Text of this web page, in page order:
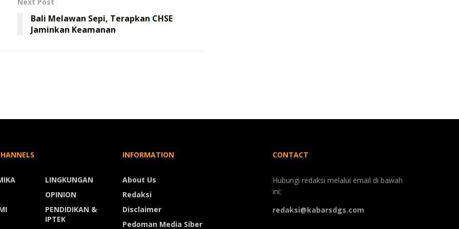
Bali Melawan Sepi, Terapkan CHSE
Jaminkan Keamanan
LINGKUNGAN
OPINION
PENDIDIKAN &
IPTEK
INFORMATION
About Us
Redaksi
Disclaimer
Pedoman Media Siber
CONTACT
Hubungi redaksi melalui email di bawah
ini:
redaksi@kabarsdgs.com